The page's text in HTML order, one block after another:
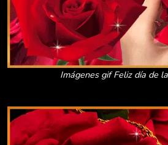
Imágenes gif Feliz día de